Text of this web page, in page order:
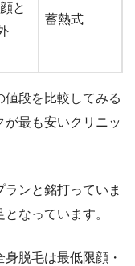
と
蓄熱式
値段を比較してみる
が最も安いクリニッ
ンと銘打っていま
なっています。
脱毛は最低限顔・